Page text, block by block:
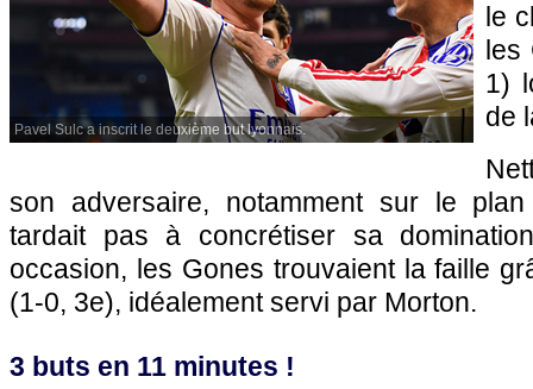
Pavel Sulc a inscrit le deuxième but lyonnais.
le
les
1)
de
son adversaire, notamment sur le
tardait pas à concrétiser sa
occasion, les Gones trouvaient la faille
(1-0, 3e), idéalement servi par Morton.
3 buts en 11 minutes !